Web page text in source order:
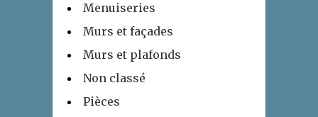
Menuiseries
Murs et façades
Murs et plafonds
Non classé
Pièces